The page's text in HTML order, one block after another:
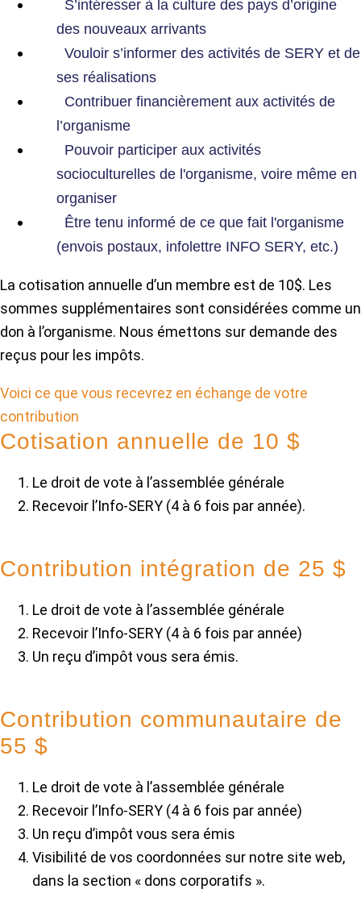
S’intéresser à la culture des pays d’origine
des nouveaux arrivants
Vouloir s’informer des activités de SERY et de
ses réalisations
Contribuer financièrement aux activités de
l’organisme
Pouvoir participer aux activités
socioculturelles de l'organisme, voire même en
organiser
Être tenu informé de ce que fait l'organisme
(envois postaux, infolettre INFO SERY, etc.)
La cotisation annuelle d’un membre est de 10$. Les
sommes supplémentaires sont considérées comme un
don à l’organisme. Nous émettons sur demande des
reçus pour les impôts.
Voici ce que vous recevrez en échange de votre
contribution
Cotisation annuelle de 10 $
Le droit de vote à l’assemblée générale
Recevoir l’Info-SERY (4 à 6 fois par année).
Contribution intégration de 25 $
Le droit de vote à l’assemblée générale
Recevoir l’Info-SERY (4 à 6 fois par année)
Un reçu d’impôt vous sera émis.
Contribution communautaire de
55 $
Le droit de vote à l’assemblée générale
Recevoir l’Info-SERY (4 à 6 fois par année)
Un reçu d’impôt vous sera émis
Visibilité de vos coordonnées sur notre site web,
dans la section « dons corporatifs ».